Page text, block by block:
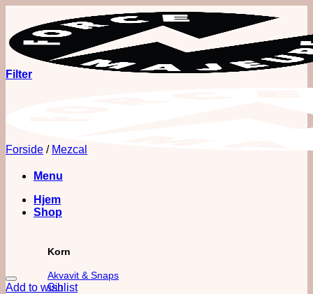
indhold
Menu
Hjem
Shop
Korn
Akvavit & Snaps
Gin
Filter
Forside / Mezcal
Add to wishlist